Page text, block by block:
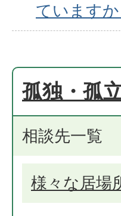
ていますか
孤独・孤
相談先一覧
様々な居場